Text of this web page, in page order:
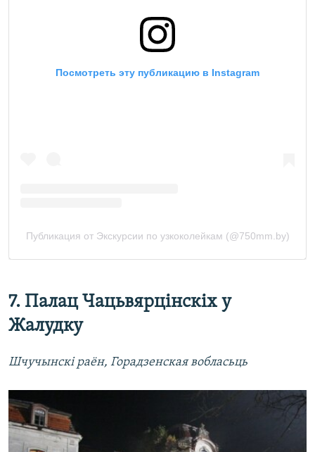
7. Палац Чацьвярцінскіх у
Жалудку
Шчучынскі раён, Горадзенская вобласьць